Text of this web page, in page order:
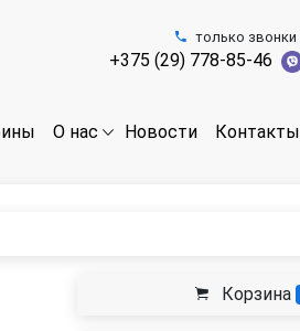
только звонки
+375 (29) 778-85-46
О нас Новости Контакты
Корзина